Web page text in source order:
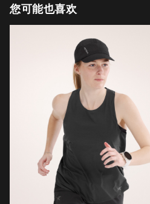
您可能也喜欢